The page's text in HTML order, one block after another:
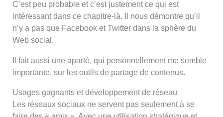
C’est peu probable et c’est justement ce qui est
intéressant dans ce chapitre-là. Il nous démontre qu’il
n’y a pas que Facebook et Twitter dans la sphère du
Web social.
Il fait aussi une aparté, qui personnellement me semble
importante, sur les outils de partage de contenus.
Usages gagnants et développement de réseau
Les réseaux sociaux ne servent pas seulement à se